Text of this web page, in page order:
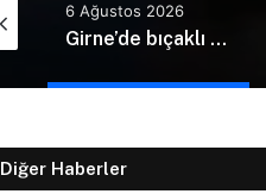
6 Ağustos 2026
Girne’de bıçaklı kavga can aldı: 40 yaşındaki adam yaşamını yitirdi
Diğer Haberler